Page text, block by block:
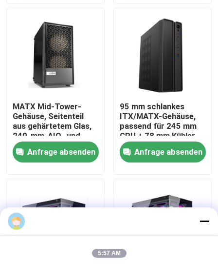
Über uns
Werksbesichtigung
Qualitätskontrolle
Kontakt mit uns
Rechtssachen
Bitte um ein Angebot
Verdrahtete Computer-Tastatur und Maus
MATX Mid-Tower-
Gehäuse, Seitenteil
aus gehärtetem Glas,
240-mm-AIO- und
300-mm-GPU-
Unterstützung
Anfrage absenden
95 mm schlankes
ITX/MATX-Gehäuse,
passend für 245 mm
GPU + 78 mm Kühler,
4-Lüfter-
Unterstützung
Anfrage absenden
5:57 AM